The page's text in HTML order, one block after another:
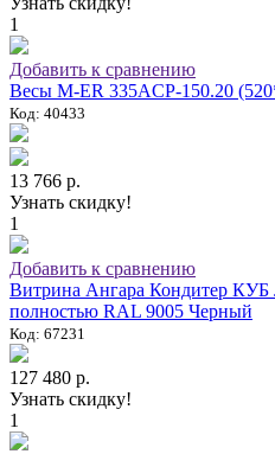
1
Добавить к сравнению
Весы M-ER 335ACP-150.20
Код: 40433
13 766 р.
Узнать скидку!
1
Добавить к сравнению
Витрина Ангара Кондитер
полностью RAL 9005 Черный
Код: 67231
127 480 р.
Узнать скидку!
1